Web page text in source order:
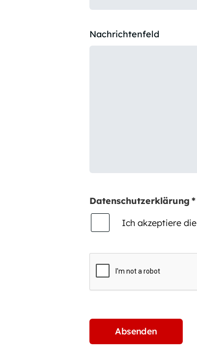
Nachrichtenfeld
Datenschutzerklärung *
Ich akzeptiere die